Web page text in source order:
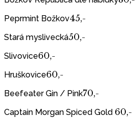
Peprmint Božkov45,-
Stará myslivecká50,-
Slivovice60,-
Hruškovice60,-
Beefeater Gin / Pink70,-
Captain Morgan Spiced Gold 60,-